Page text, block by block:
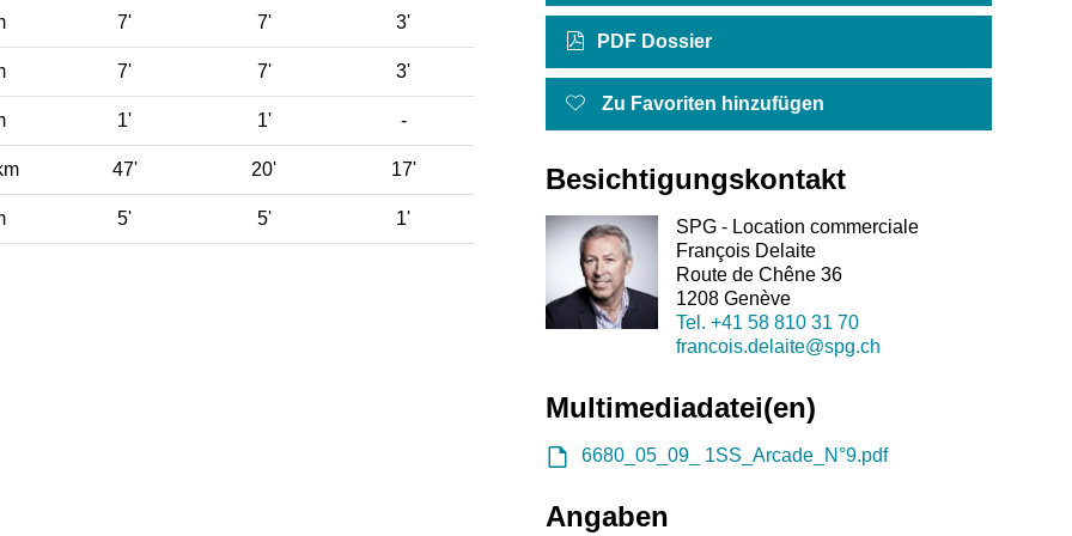
7' 7' 3'
7' 7' 3'
1' 1' -
47' 20' 17'
5' 5' 1'
PDF Dossier
Zu Favoriten hinzufügen
Besichtigungskontakt
SPG - Location commerciale
François Delaite
Route de Chêne 36
1208 Genève
Tel. +41 58 810 31 70
francois.delaite@spg.ch
Multimediadatei(en)
6680_05_09_ 1SS_Arcade_N°9.pdf
Angaben